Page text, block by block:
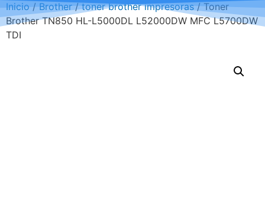
Inicio/Brother/toner brother impresoras/ Toner
Brother TN850 HL-L5000DL L52000DW MFC L5700DW
TDI